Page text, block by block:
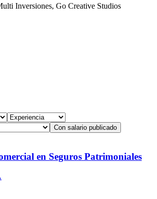
Inversiones, Go Creative Studios
Con salario publicado
en Seguros Patrimoniales